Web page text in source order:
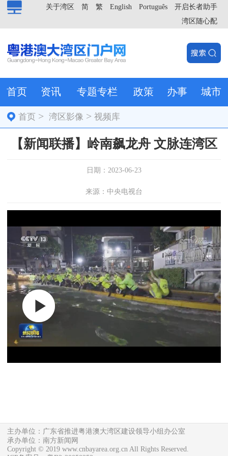
开启长者助手
Português
English
繁
简
关于湾区
湾区随心配
首页 资讯 专题专栏 政策 办事 城市
首页 >湾区影像 >视频库
【新闻联播】岭南飙龙舟 文脉连湾区
日期：2023-06-23
来源：中央电视台
主办单位：广东省推进粤港澳大湾区建设领导小组办公室
承办单位：南方新闻网
Copyright © 2019 www.cnbayarea.org.cn All Rights Reserved.